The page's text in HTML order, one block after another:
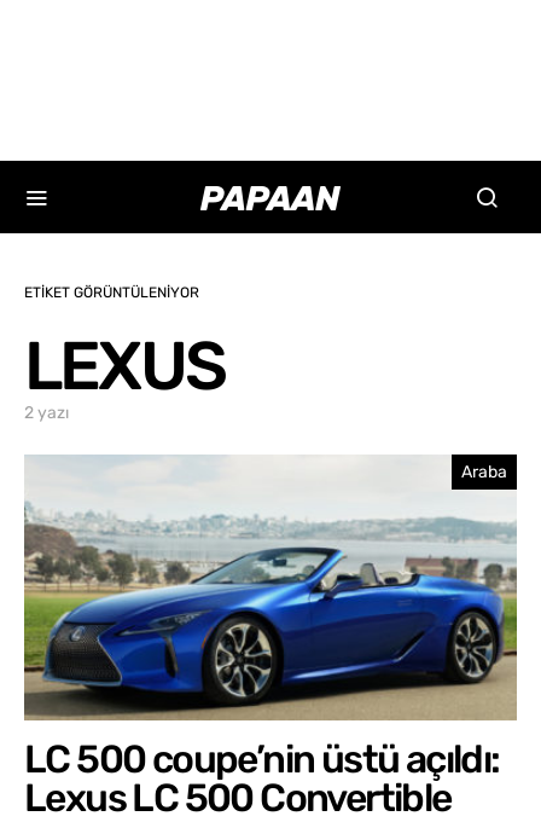
ETIKET GÖRÜNTÜLENIYOR
LEXUS
2 yazı
Araba
LC 500 coupe’nin üstü açıldı:
Lexus LC 500 Convertible